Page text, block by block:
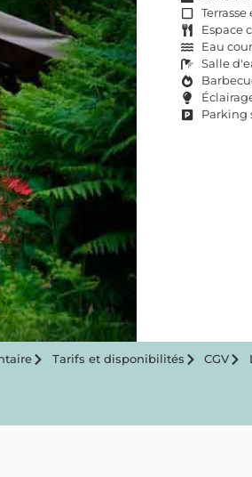
Terrasse
Espace
Eau
Salle
Parking
Tarifs et disponibilités CGV